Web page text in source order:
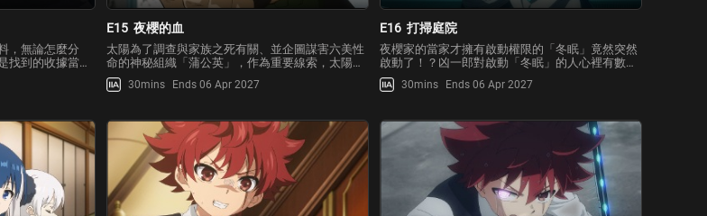
，無論怎麼分
找到的收據當
「dandelion」
注意，認為值得
E15 夜櫻的血
太陽為了調查與家族之死有關、並企圖謀害六美性
命的神秘組織「蒲公英」，作為重要線索，太陽追
蹤皮下真潛入高級飯店「紳士獅子」。然而，他遭
到了施打了興奮劑「葉櫻」的飯店總經理能面的阻
30mins Ends 06 Apr 2027
E16 打掃庭院
夜櫻家的當家才擁有啟動權限的「冬眠」竟然突然
啟動了！？凶一郎對啟動「冬眠」的人心裡有數，
找到持有第9代當家「櫻之戒」的男子。另一方
面，六美正在照顧遲遲無法回復意識的太陽，屋內
30mins Ends 06 Apr 2027